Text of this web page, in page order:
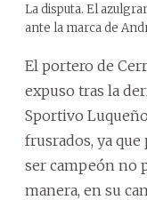
La disputa. El
ante la marca de
El portero de
expuso tras la
Sportivo
frusrados, ya
ser campeón no
manera, en su